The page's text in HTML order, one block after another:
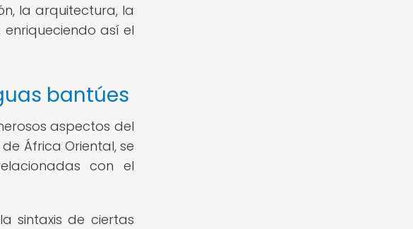
la arquitectura, la
así el
bantúes
aspectos del
África Oriental, se
con el
sintaxis de ciertas